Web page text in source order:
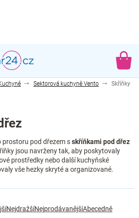
Sektorová kuchyně Vento
Skříňky
prostoru pod dřezem sskříňkami pod dřez
jsou navrženy tak, aby poskytovaly
prostředky nebo další kuchyňské
vše hezky skryté a organizované.
NejdražšíNejprodávanějšíAbecedně